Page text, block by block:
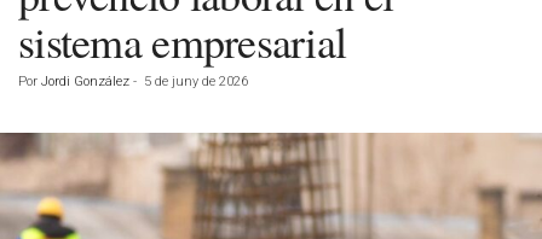
sistema empresarial
Por Jordi González - 5 de juny de 2026